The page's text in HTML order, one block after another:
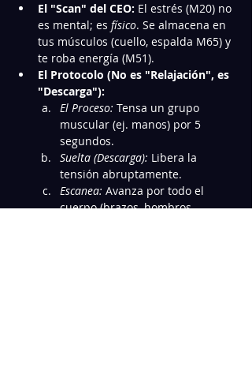
El "Scan" del CEO: El estrés (M20) no
es mental; es físico. Se almacena en
tus músculos (cuello, espalda M65) y
te roba energía (M51).
El Protocolo (No es "Relajación", es
"Descarga"):
El Proceso: Tensa un grupo
muscular (ej. manos) por 5
segundos.
Suelta (Descarga): Libera la
tensión abruptamente.
Escanea: Avanza por todo el
cuerpo (brazos, hombros,